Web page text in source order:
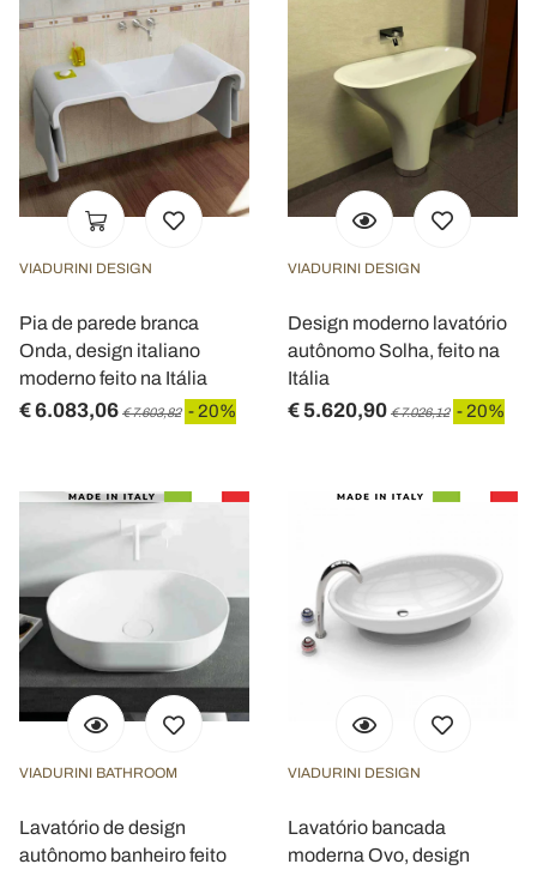
VIADURINI DESIGN
Pia de parede branca
Onda, design italiano
moderno feito na Itália
€ 6.083,06 € 7.603,82 - 20%
VIADURINI DESIGN
Design moderno lavatório
autônomo Solha, feito na
Itália
€ 5.620,90 € 7.026,12 - 20%
VIADURINI BATHROOM
Lavatório de design
autônomo banheiro feito
VIADURINI DESIGN
Lavatório bancada
moderna Ovo, design